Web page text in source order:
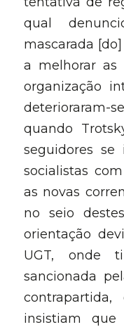
qual
mascarada
a melhorar as
organização
quando
seguidores se
socialistas
as novas
no seio
orientação
UGT, onde
sancionada
contrapartida,
insistiam que